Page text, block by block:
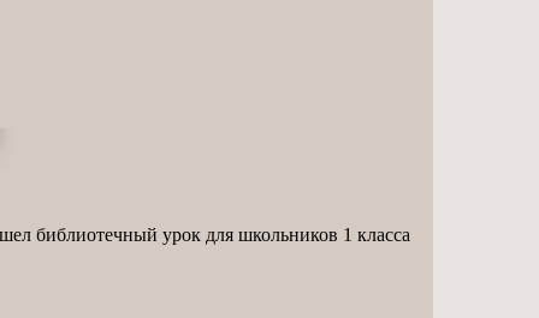
библиотечный урок для школьников 1 класса